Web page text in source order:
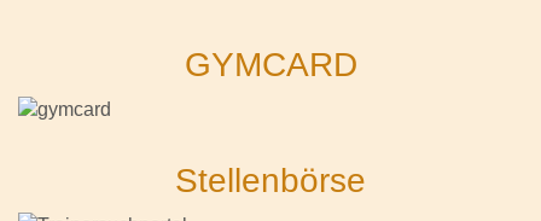
GYMCARD
Stellenbörse